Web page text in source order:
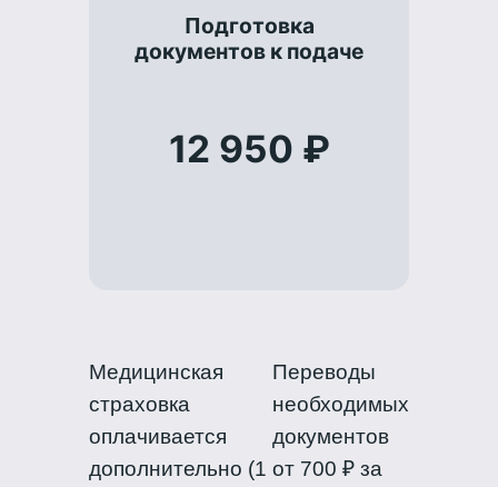
Подготовка
документов к подаче
12 950 ₽
Медицинская
страховка
оплачивается
дополнительно (1
Переводы
необходимых
документов
от 700 ₽ за